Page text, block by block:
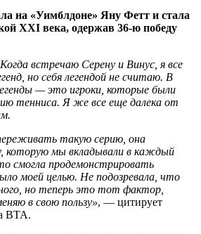
на «Уимблдоне» Яну Фетт и стала
XXI века, одержав 36-ю победу
встречаю Серену и Винус, я все
но себя легендой не считаю. В
— это игроки, которые были
тенниса. Я же все еще далека от
такую серию, она
мы вкладывали в каждый
смогла продемонстрировать
моей целью. Не подозревала, что
но теперь это тот фактор,
в свою пользу», — цитирует
ВТА.